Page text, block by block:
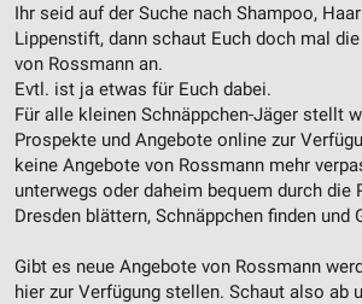
Ihr seid auf der Suche nach Shampoo,
Lippenstift, dann schaut Euch doch mal
von Rossmann an.
Evtl. ist ja etwas für Euch dabei.
Für alle kleinen Schnäppchen-Jäger stellt
Prospekte und Angebote online zur
keine Angebote von Rossmann mehr
unterwegs oder daheim bequem durch die
Dresden blättern, Schnäppchen finden und
Gibt es neue Angebote von Rossmann
hier zur Verfügung stellen. Schaut also ab